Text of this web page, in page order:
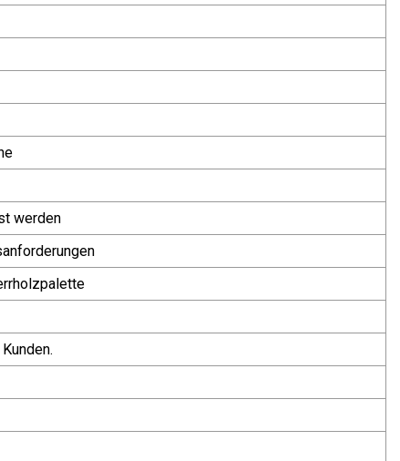
werden